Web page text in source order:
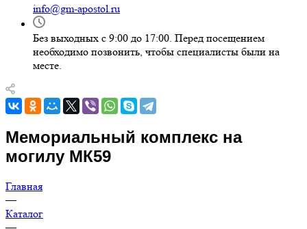
info@gm-apostol.ru
Без выходных с 9:00 до 17:00. Перед посещением
необходимо позвонить, чтобы специалисты были на
месте.
Мемориальный комплекс на
могилу МК59
Главная
—
Каталог